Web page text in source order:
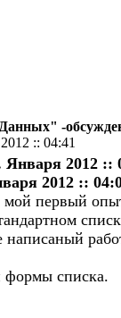
-
:: 04:41
Января 2012 ::
2012 ::
первый
написаный
формы списка.